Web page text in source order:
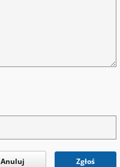
Anuluj Zgłoś